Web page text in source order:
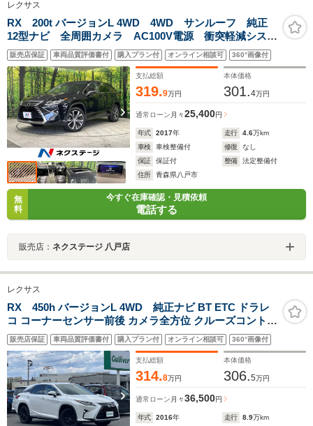
レクサス
RX 200t バージョンL 4WD 4WD サンルーフ 純正
12型ナビ 全周囲カメラ AC100V電源 衝突軽減システ
ム レーダークルーズ 禁煙車 パワーバックドア 革
シート シートヒーター パワーシート ドラレコ ス
マートキー ETC
販売店保証 車両品質評価書付 購入プラン付 オンライン相談可 360°画像付
支払総額
319.9万円
本体価格
301.4万円
通常ローン 月々25,400円
年式 2017年 走行 4.6万km
車検
車検整備付 修復
なし
保証
保証付 整備
法定整備付
住所
青森県八戸市
無
料
今すぐ在庫確認・見積依頼
電話する
販売店： ネクステージ 八戸店
レクサス
RX 450h バージョンL 4WD 純正ナビ BT ETC ドラレ
コ コーナーセンサー前後 カメラ全方位 クルーズコントロ
ール スペアキー 横滑り防止 盗難防止 オートライト オー
トマチックハイビーム
販売店保証 車両品質評価書付 購入プラン付 オンライン相談可 360°画像付
支払総額
314.8万円
本体価格
306.5万円
通常ローン 月々36,500円
年式 2016年 走行 8.9万km